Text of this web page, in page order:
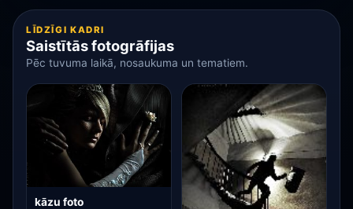
LĪDZĪGI KADRI
Saistītās fotogrāfijas
Pēc tuvuma laikā, nosaukuma un tematiem.
kāzu foto